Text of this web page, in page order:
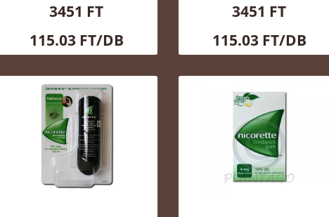
3451 FT
115.03 FT/DB
3451 FT
115.03 FT/DB